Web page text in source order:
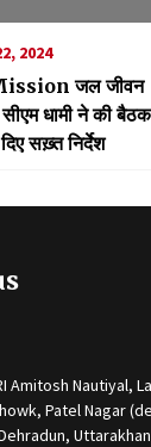
2024
जल जीवन
धामी ने की
सख़्त निर्देश
Amitosh Nautiyal,
Patel Nagar